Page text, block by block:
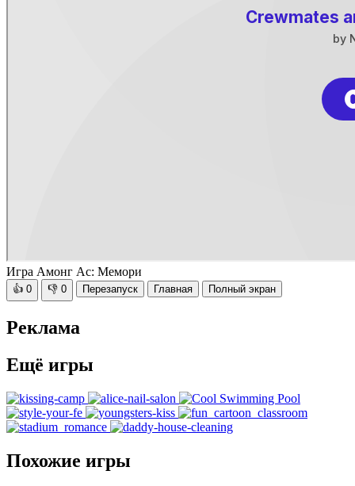
Игра Амонг Ас: Мемори
👍 0 👎 0 Перезапуск Главная Полный экран
Реклама
Ещё игры
Похожие игры